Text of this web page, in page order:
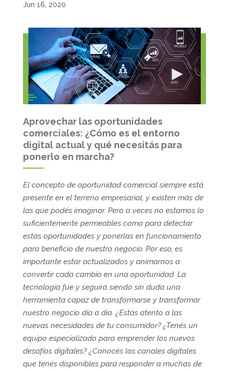
Jun 16, 2020
Aprovechar las oportunidades
comerciales: ¿Cómo es el entorno
digital actual y qué necesitás para
ponerlo en marcha?
El concepto de oportunidad comercial siempre está
presente en el terreno empresarial, y existen más de
las que podés imaginar. Pero a veces no estamos lo
suficientemente permeables como para detectar
estas oportunidades y ponerlas en funcionamiento
para beneficio de nuestro negocio. Por eso, es
importante estar actualizados y animarnos a
convertir cada cambio en una oportunidad. La
tecnología fue y seguirá siendo sin duda una
herramienta capaz de transformarse y transformar
nuestro negocio día a día. ¿Estás atento a las
nuevas necesidades de tu consumidor? ¿Tenés un
equipo especializado para emprender los nuevos
desafíos digitales? ¿Conocés los canales digitales
que tenés disponibles para responder a muchas de